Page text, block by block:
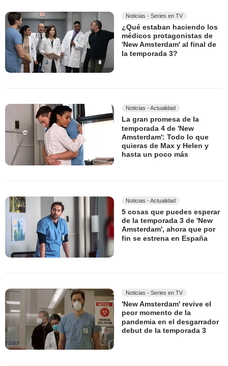
Noticias - Series en TV
¿Qué estaban haciendo los
médicos protagonistas de
'New Amsterdam' al final de
la temporada 3?
Noticias - Actualidad
La gran promesa de la
temporada 4 de 'New
Amsterdam': Todo lo que
quieras de Max y Helen y
hasta un poco más
Noticias - Actualidad
5 cosas que puedes esperar
de la temporada 3 de 'New
Amsterdam', ahora que por
fin se estrena en España
Noticias - Series en TV
'New Amsterdam' revive el
peor momento de la
pandemia en el desgarrador
debut de la temporada 3